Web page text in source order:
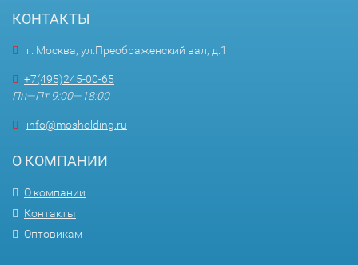
КОНТАКТЫ
г. Москва, ул.Преображенский вал, д.1
+7(495)245-00-65
Пн—Пт 9:00—18:00
info@mosholding.ru
О КОМПАНИИ
О компании
Контакты
Оптовикам